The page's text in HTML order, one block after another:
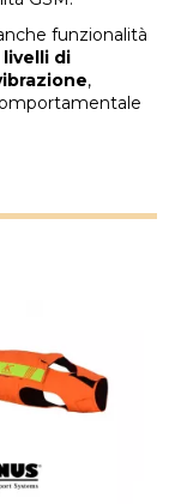
funzionalità
livelli di
,